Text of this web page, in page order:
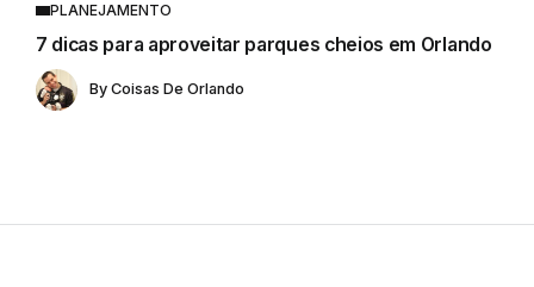
PLANEJAMENTO
7 dicas para aproveitar parques cheios em Orlando
By Coisas De Orlando